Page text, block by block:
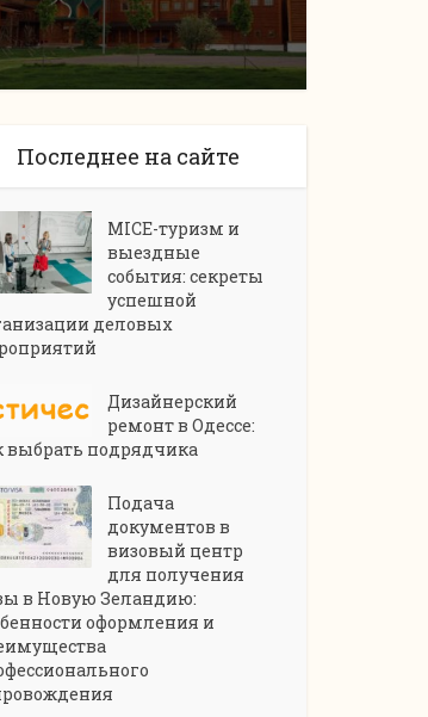
Последнее на сайте
MICE-туризм и
выездные
события: секреты
успешной
деловых
Дизайнерский
ремонт в Одессе:
выбрать подрядчика
Подача
документов в
визовый центр
для получения
в Новую Зеландию:
оформления и